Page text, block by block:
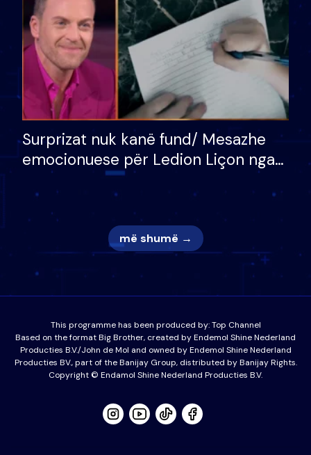
Surprizat nuk kanë fund/ Mesazhe
emocionuese për Ledion Liçon nga
nëna dhe fëmijët e tij, moderatori
nuk i mban dot lotët: Nuk meritoj…
më shumë →
This programme has been produced by:Top Channel
Based on the format Big Brother, created by Endemol Shine Nederland
Producties B.V./John de Mol and owned by Endemol Shine Nederland
Producties BV., part of the Banijay Group, distributed by Banijay Rights.
Copyright © Endamol Shine Nederland Producties B.V.